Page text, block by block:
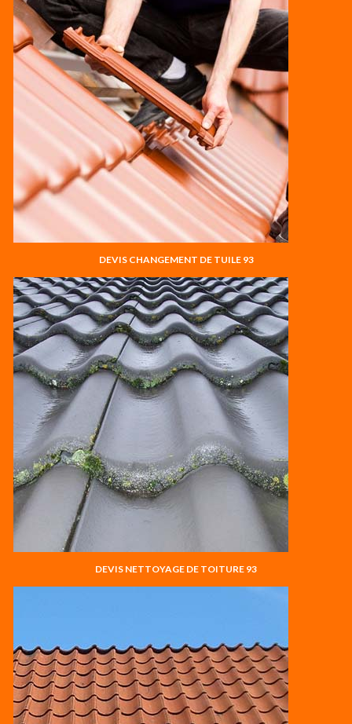
DEVIS CHANGEMENT DE TUILE 93
DEVIS NETTOYAGE DE TOITURE 93